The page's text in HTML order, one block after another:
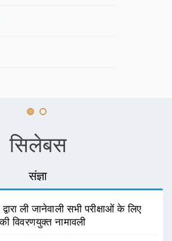
सिलेबस
संज्ञा
ली जानेवाली सभी परीक्षाओं के लिए
विवरणयुक्त नामावली